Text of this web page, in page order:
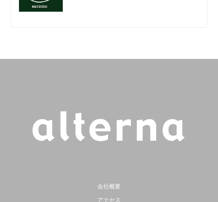
会社概要
アクセス